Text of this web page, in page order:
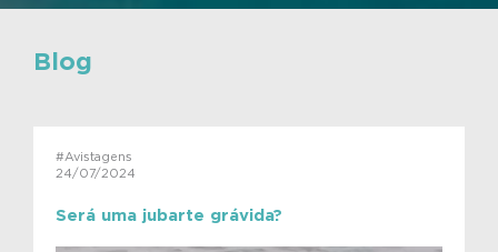
Blog
#Avistagens
24/07/2024
Será uma jubarte grávida?